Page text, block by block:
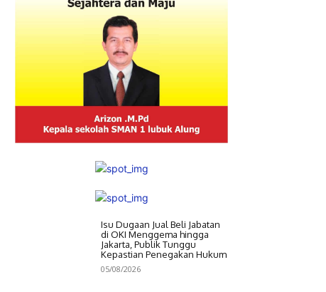
Isu Dugaan Jual Beli Jabatan
di OKI Menggema hingga
Jakarta, Publik Tunggu
Kepastian Penegakan Hukum
05/08/2026